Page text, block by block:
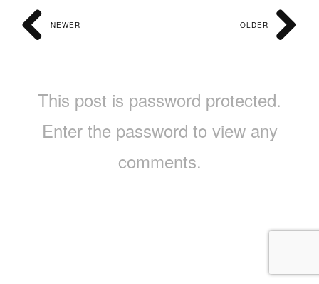
OLDER
NEWER
This post is password protected.
Enter the password to view any
comments.